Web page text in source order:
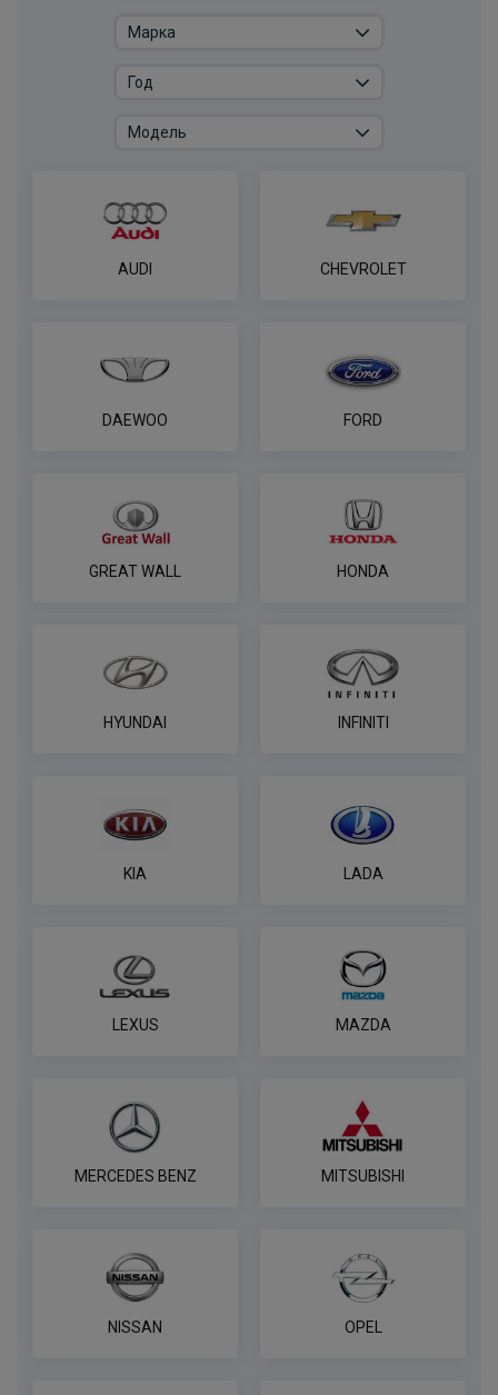
универсальный без реле WESTFALIA 13-
ПОД ЗАКАЗ ОТ 14 ДНЕЙ
Универсальный комплект электрики
ПОД ЗАКАЗ ОТ 14 ДНЕЙ
по запросу
Универсальная электрика AvtoS к
фаркопу 7 pin
по запросу
PROTECCSS с блоком согласования
по запросу
блоком согласования Smart connect
ПОД ЗАКАЗ ОТ 14 ДНЕЙ
по запросу
Розетка WESTFALIA 7 контактная
ПОД ЗАКАЗ ОТ 14 ДНЕЙ
AUDI CHEVROLET
DAEWOO FORD
GREAT WALL HONDA
HYUNDAI INFINITI
KIA LADA
LEXUS MAZDA
MERCEDES BENZ MITSUBISHI
NISSAN OPEL